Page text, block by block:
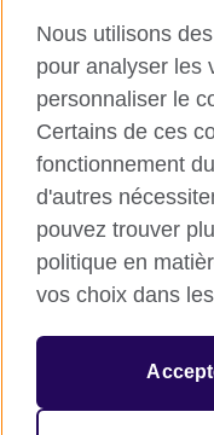
© 2026 British Council
British Council in
unipersonnelle est une
internationale
et des relations
actions simplifiée
France avec le numéro
9/11 rue de
209131 (Angleterre et
Adresse : 1 Redman
Royaume-Uni.
Nous utilisons
pour analyser les
personnaliser le
Certains de ces
fonctionnement
d'autres
pouvez trouver
politique en
vos choix dans